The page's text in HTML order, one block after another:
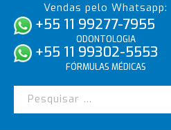
Vendas pelo Whatsapp:
+55 11 99277-7955
ODONTOLOGIA
+55 11 99302-5553
FÓRMULAS MÉDICAS